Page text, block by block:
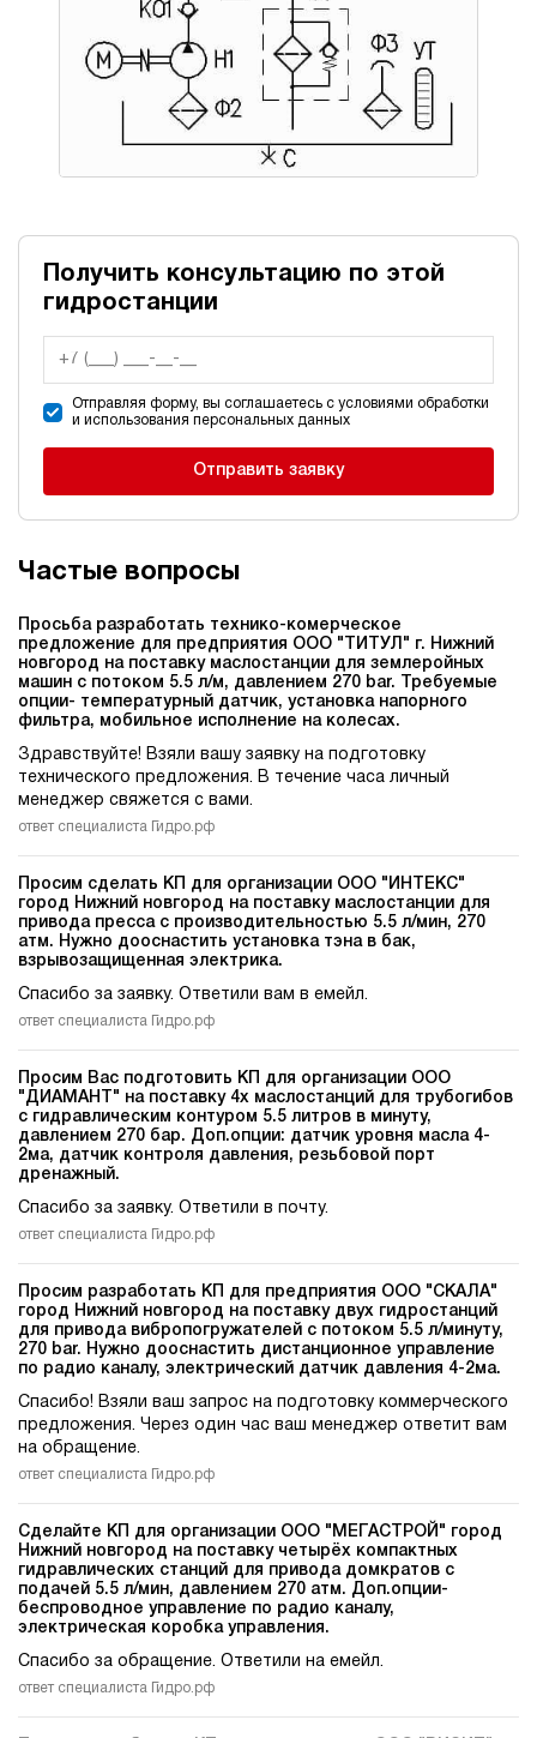
Получить консультацию по этой
гидростанции
Отправляя форму, вы соглашаетесь с условиями обработки
и использования персональных данных
Отправить заявку
Частые вопросы
Просьба разработать технико-комерческое
предложение для предприятия ООО "ТИТУЛ" г. Нижний
новгород на поставку маслостанции для землеройных
машин c потоком 5.5 л/м, давлением 270 bar. Требуемые
опции- температурный датчик, установка напорного
фильтра, мобильное исполнение на колесах.
Здравствуйте! Взяли вашу заявку на подготовку
технического предложения. В течение часа личный
менеджер свяжется с вами.
ответ специалиста Гидро.рф
Просим сделать КП для организации ООО "ИНТЕКС"
город Нижний новгород на поставку маслостанции для
привода пресса c производительностью 5.5 л/мин, 270
атм. Нужно дооснастить установка тэна в бак,
взрывозащищенная электрика.
Спасибо за заявку. Ответили вам в емейл.
ответ специалиста Гидро.рф
Просим Вас подготовить КП для организации ООО
"ДИАМАНТ" на поставку 4х маслостанций для трубогибов
c гидравлическим контуром 5.5 литров в минуту,
давлением 270 бар. Доп.опции: датчик уровня масла 4-
2ма, датчик контроля давления, резьбовой порт
дренажный.
Спасибо за заявку. Ответили в почту.
ответ специалиста Гидро.рф
Просим разработать КП для предприятия ООО "СКАЛА"
город Нижний новгород на поставку двух гидростанций
для привода вибропогружателей c потоком 5.5 л/минуту,
270 bar. Нужно дооснастить дистанционное управление
по радио каналу, электрический датчик давления 4-2ма.
Спасибо! Взяли ваш запрос на подготовку коммерческого
предложения. Через один час ваш менеджер ответит вам
на обращение.
ответ специалиста Гидро.рф
Сделайте КП для организации ООО "МЕГАСТРОЙ" город
Нижний новгород на поставку четырёх компактных
гидравлических станций для привода домкратов c
подачей 5.5 л/мин, давлением 270 атм. Доп.опции-
беспроводное управление по радио каналу,
электрическая коробка управления.
Спасибо за обращение. Ответили на емейл.
ответ специалиста Гидро.рф